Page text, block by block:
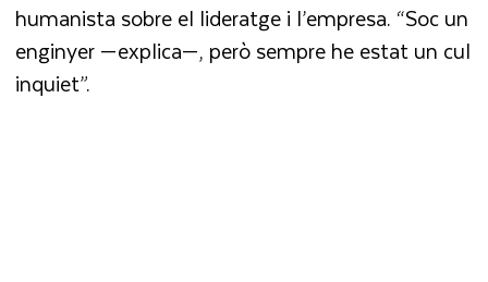
humanista sobre el lideratge i l’empresa. “Soc un
enginyer —explica—, però sempre he estat un cul
inquiet”.